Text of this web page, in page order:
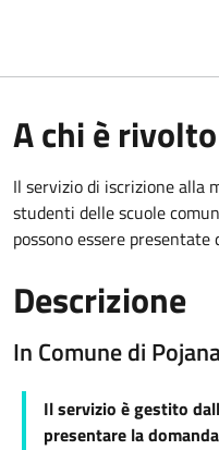
A chi è rivolto
Il servizio di iscrizione alla
studenti delle scuole
possono essere
Descrizione
In Comune di
Il servizio è gestito
presentare la